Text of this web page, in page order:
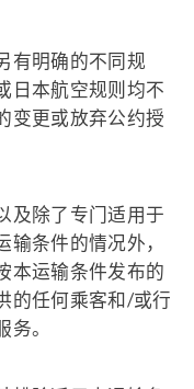
有明确的不同规
日本航空规则均不
变更或放弃公约授
及除了专门适用于
条件的情况外，
本运输条件发布的
的任何乘客和/或行
。